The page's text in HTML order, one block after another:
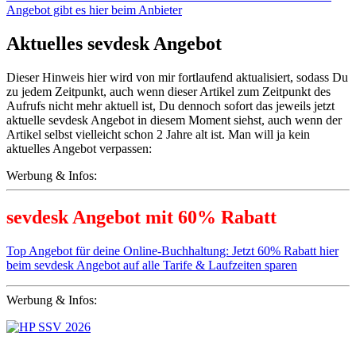
Angebot gibt es hier beim Anbieter
Aktuelles sevdesk Angebot
Dieser Hinweis hier wird von mir fortlaufend aktualisiert, sodass Du
zu jedem Zeitpunkt, auch wenn dieser Artikel zum Zeitpunkt des
Aufrufs nicht mehr aktuell ist, Du dennoch sofort das jeweils jetzt
aktuelle sevdesk Angebot in diesem Moment siehst, auch wenn der
Artikel selbst vielleicht schon 2 Jahre alt ist. Man will ja kein
aktuelles Angebot verpassen:
Werbung & Infos:
sevdesk Angebot mit 60% Rabatt
Top Angebot für deine Online-Buchhaltung: Jetzt 60% Rabatt hier
beim sevdesk Angebot auf alle Tarife & Laufzeiten sparen
Werbung & Infos: